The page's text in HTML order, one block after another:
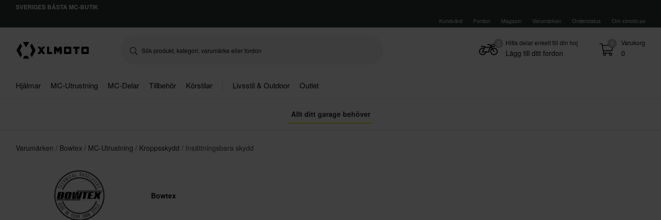
SVERIGES BÄSTA MC-BUTIK
Kundvård Fordon Magasin Varumärken Orderstatus Om xlmoto.se
0 Varukorg
0
Hitta delar enkelt till din hoj
Lägg till ditt fordon
Hjälmar MC-Utrustning MC-Delar Tillbehör Körstilar Livsstil & Outdoor Outlet
Allt ditt garage behöver
Varumärken Bowtex MC-Utrustning Kroppsskydd Insättningsbara skydd
Bowtex